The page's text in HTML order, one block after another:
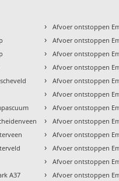
A37
› Afvoer ontstoppen
› Afvoer ontstoppen
› Afvoer ontstoppen
› Afvoer ontstoppen
› Afvoer ontstoppen
› Afvoer ontstoppen
› Afvoer ontstoppen
› Afvoer ontstoppen
› Afvoer ontstoppen
› Afvoer ontstoppen
› Afvoer ontstoppen
› Afvoer ontstoppen